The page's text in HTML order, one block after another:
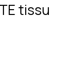
tissu